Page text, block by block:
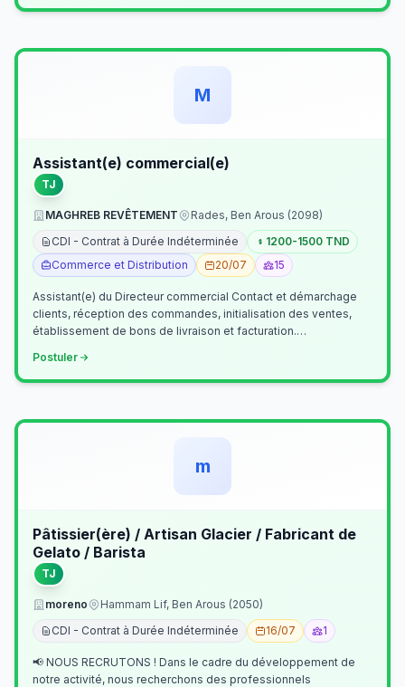
M
Assistant(e) commercial(e)
TJ
MAGHREB REVÊTEMENT
Rades, Ben Arous (2098)
CDI - Contrat à Durée Indéterminée
1200-1500 TND
Commerce et Distribution
20/07 15
Assistant(e) du Directeur commercial Contact et démarchage
clients, réception des commandes, initialisation des ventes,
établissement de bons de livraison et facturation.
Postuler
m
Pâtissier(ère) / Artisan Glacier / Fabricant de
Gelato / Barista
TJ
moreno
Hammam Lif, Ben Arous (2050)
CDI - Contrat à Durée Indéterminée
16/07 1
📢 NOUS RECRUTONS ! Dans le cadre du développement de
notre activité, nous recherchons des professionnels